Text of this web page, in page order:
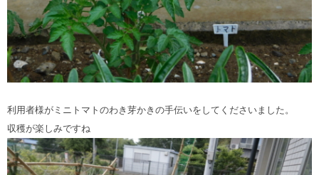
利用者様がミニトマトのわき芽かきの手伝いをしてくださいました。
収穫が楽しみですね